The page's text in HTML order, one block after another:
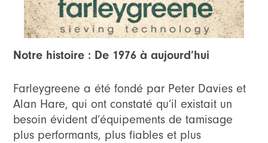
Notre histoire : De 1976 à aujourd’hui
Farleygreene a été fondé par Peter Davies et
Alan Hare, qui ont constaté qu’il existait un
besoin évident d’équipements de tamisage
plus performants, plus fiables et plus